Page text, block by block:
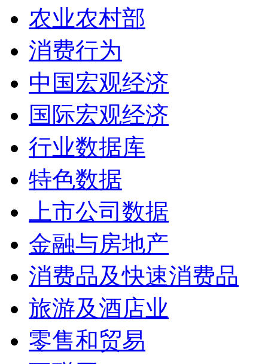
农业农村部
消费行为
中国宏观经济
国际宏观经济
行业数据库
特色数据
上市公司数据
金融与房地产
消费品及快速消费品
旅游及酒店业
零售和贸易